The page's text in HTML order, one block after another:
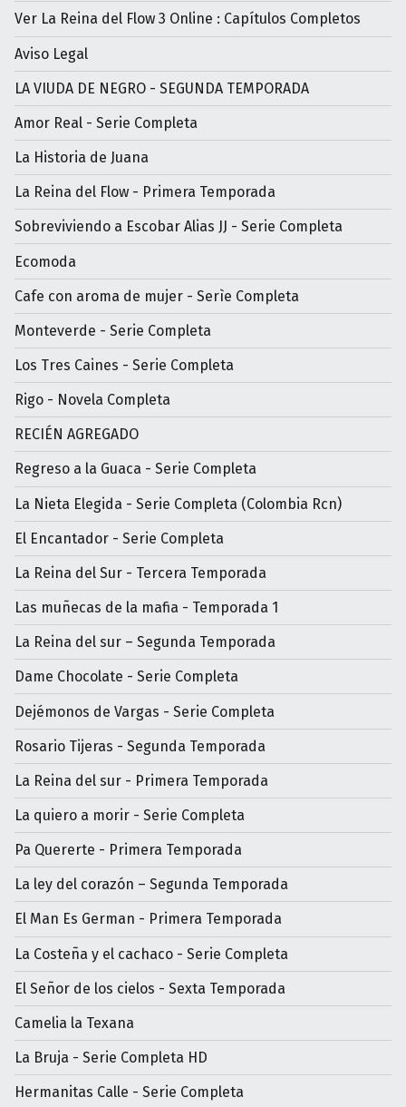
Ver La Reina del Flow 3 Online : Capítulos Completos
Aviso Legal
LA VIUDA DE NEGRO - SEGUNDA TEMPORADA
Amor Real - Serie Completa
La Historia de Juana
La Reina del Flow - Primera Temporada
Sobreviviendo a Escobar Alias JJ - Serie Completa
Ecomoda
Cafe con aroma de mujer - Serìe Completa
Monteverde - Serie Completa
Los Tres Caines - Serie Completa
Rigo - Novela Completa
RECIÉN AGREGADO
Regreso a la Guaca - Serie Completa
La Nieta Elegida - Serie Completa (Colombia Rcn)
El Encantador - Serie Completa
La Reina del Sur - Tercera Temporada
Las muñecas de la mafia - Temporada 1
La Reina del sur – Segunda Temporada
Dame Chocolate - Serie Completa
Dejémonos de Vargas - Serie Completa
Rosario Tijeras - Segunda Temporada
La Reina del sur - Primera Temporada
La quiero a morir - Serie Completa
Pa Quererte - Primera Temporada
La ley del corazón – Segunda Temporada
El Man Es German - Primera Temporada
La Costeña y el cachaco - Serie Completa
El Señor de los cielos - Sexta Temporada
Camelia la Texana
La Bruja - Serie Completa HD
Hermanitas Calle - Serie Completa